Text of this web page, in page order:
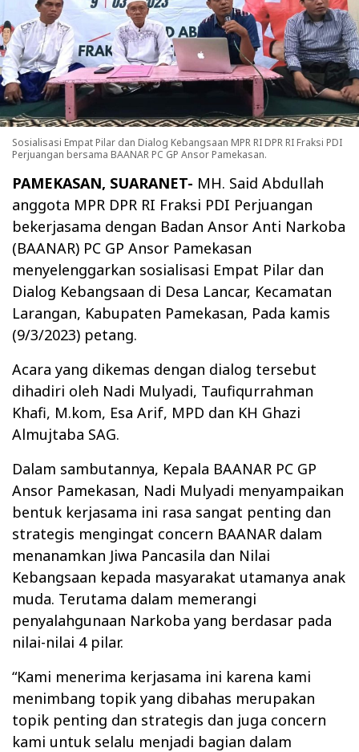
Sosialisasi Empat Pilar dan Dialog Kebangsaan MPR RI DPR RI Fraksi PDI
Perjuangan bersama BAANAR PC GP Ansor Pamekasan.
PAMEKASAN, SUARANET- MH. Said Abdullah
anggota MPR DPR RI Fraksi PDI Perjuangan
bekerjasama dengan Badan Ansor Anti Narkoba
(BAANAR) PC GP Ansor Pamekasan
menyelenggarkan sosialisasi Empat Pilar dan
Dialog Kebangsaan di Desa Lancar, Kecamatan
Larangan, Kabupaten Pamekasan, Pada kamis
(9/3/2023) petang.
Acara yang dikemas dengan dialog tersebut
dihadiri oleh Nadi Mulyadi, Taufiqurrahman
Khafi, M.kom, Esa Arif, MPD dan KH Ghazi
Almujtaba SAG.
Dalam sambutannya, Kepala BAANAR PC GP
Ansor Pamekasan, Nadi Mulyadi menyampaikan
bentuk kerjasama ini rasa sangat penting dan
strategis mengingat concern BAANAR dalam
menanamkan Jiwa Pancasila dan Nilai
Kebangsaan kepada masyarakat utamanya anak
muda. Terutama dalam memerangi
penyalahgunaan Narkoba yang berdasar pada
nilai-nilai 4 pilar.
“Kami menerima kerjasama ini karena kami
menimbang topik yang dibahas merupakan
topik penting dan strategis dan juga concern
kami untuk selalu menjadi bagian dalam